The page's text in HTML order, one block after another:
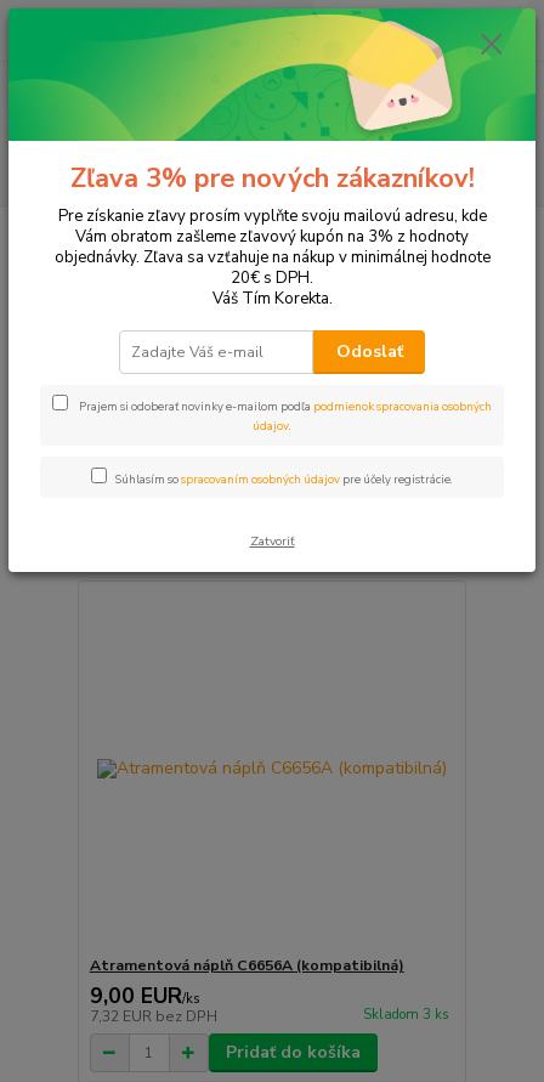
Hľadať
ks
za 0,00 EUR
Tonery a náplne do tlačiarní Hewlett Packard
HP Photosmart
Photosmart 7900
Photosmart 7900
Upresniť parametre
strana
Atramentová náplň C6656A (kompatibilná)
9,00 EUR/ks
7,32 EUR bez DPH Skladom 3 ks
Pridať do košíka
Zľava 3% pre nových zákazníkov!
Pre získanie zľavy prosím vyplňte svoju mailovú adresu, kde
Vám obratom zašleme zľavový kupón na 3% z hodnoty
objednávky. Zľava sa vzťahuje na nákup v minimálnej hodnote
20€ s DPH.
Váš Tím Korekta.
Odoslať
Prajem si odoberať novinky e-mailom podľa podmienok spracovania osobných
údajov.
Súhlasím sospracovaním osobných údajov pre účely registrácie.
Zatvoriť